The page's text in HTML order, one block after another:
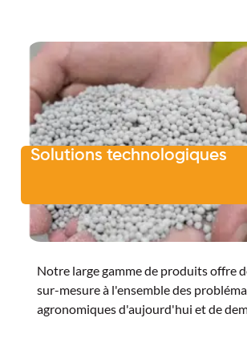
Solutions technologiques
Notre large gamme de produits offre
sur-mesure à l'ensemble des
agronomiques d'aujourd'hui et de